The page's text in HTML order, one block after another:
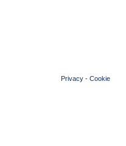
Privacy - Cookie